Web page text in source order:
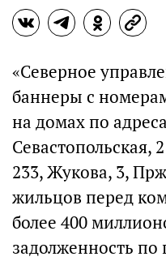
«Северное
баннеры с
на домах по
Севастопольская,
233, Жукова, 3,
жильцов перед
более 400
задолженность